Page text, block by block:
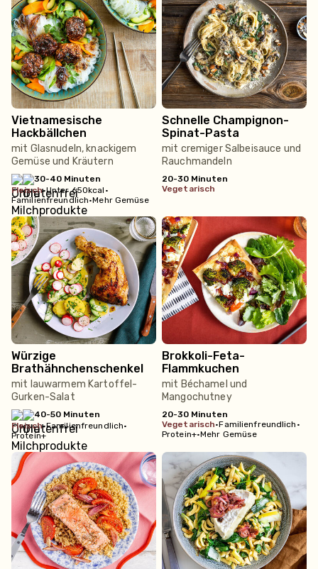
Vietnamesische
Hackbällchen
mit Glasnudeln, knackigem
Gemüse und Kräutern
30-40 Minuten
fleisch•Unter 650kcal •
Familienfreundlich•Mehr Gemüse
Schnelle Champignon-
Spinat-Pasta
mit cremiger Salbeisauce und
Rauchmandeln
20-30 Minuten
vegetarisch
Würzige
Brathähnchenschenkel
mit lauwarmem Kartoffel-
Gurken-Salat
40-50 Minuten
fleisch•Familienfreundlich•
Protein+
Brokkoli-Feta-
Flammkuchen
mit Béchamel und
Mangochutney
20-30 Minuten
vegetarisch•Familienfreundlich •
Protein+•Mehr Gemüse